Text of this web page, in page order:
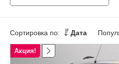
Сортировка по: Дата
Акция!